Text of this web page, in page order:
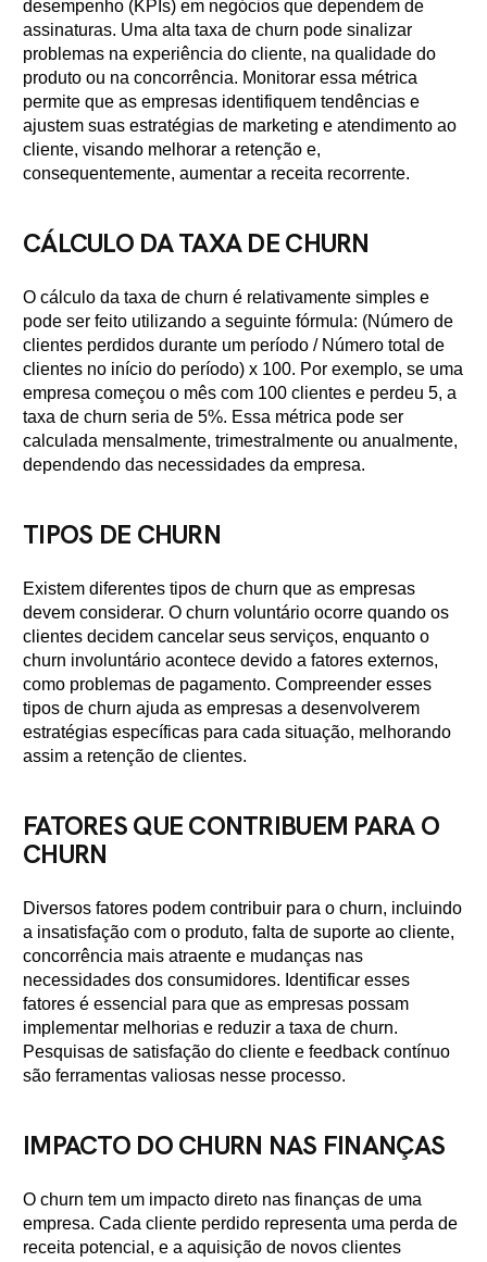
desempenho (KPIs) em negócios que dependem de
assinaturas. Uma alta taxa de churn pode sinalizar
problemas na experiência do cliente, na qualidade do
produto ou na concorrência. Monitorar essa métrica
permite que as empresas identifiquem tendências e
ajustem suas estratégias de marketing e atendimento ao
cliente, visando melhorar a retenção e,
consequentemente, aumentar a receita recorrente.
CÁLCULO DA TAXA DE CHURN
O cálculo da taxa de churn é relativamente simples e
pode ser feito utilizando a seguinte fórmula: (Número de
clientes perdidos durante um período / Número total de
clientes no início do período) x 100. Por exemplo, se uma
empresa começou o mês com 100 clientes e perdeu 5, a
taxa de churn seria de 5%. Essa métrica pode ser
calculada mensalmente, trimestralmente ou anualmente,
dependendo das necessidades da empresa.
TIPOS DE CHURN
Existem diferentes tipos de churn que as empresas
devem considerar. O churn voluntário ocorre quando os
clientes decidem cancelar seus serviços, enquanto o
churn involuntário acontece devido a fatores externos,
como problemas de pagamento. Compreender esses
tipos de churn ajuda as empresas a desenvolverem
estratégias específicas para cada situação, melhorando
assim a retenção de clientes.
FATORES QUE CONTRIBUEM PARA O
CHURN
Diversos fatores podem contribuir para o churn, incluindo
a insatisfação com o produto, falta de suporte ao cliente,
concorrência mais atraente e mudanças nas
necessidades dos consumidores. Identificar esses
fatores é essencial para que as empresas possam
implementar melhorias e reduzir a taxa de churn.
Pesquisas de satisfação do cliente e feedback contínuo
são ferramentas valiosas nesse processo.
IMPACTO DO CHURN NAS FINANÇAS
O churn tem um impacto direto nas finanças de uma
empresa. Cada cliente perdido representa uma perda de
receita potencial, e a aquisição de novos clientes